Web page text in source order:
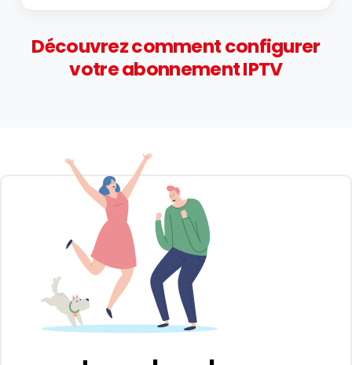
Découvrez comment configurer
votre abonnement IPTV